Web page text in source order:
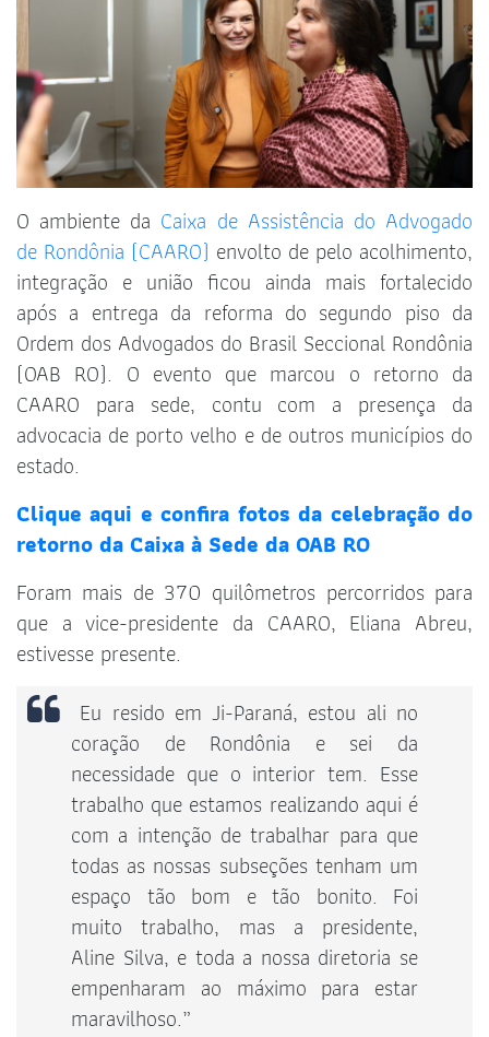
O ambiente da Caixa de Assistência do Advogado
de Rondônia (CAARO) envolto de pelo acolhimento,
integração e união ficou ainda mais fortalecido
após a entrega da reforma do segundo piso da
Ordem dos Advogados do Brasil Seccional Rondônia
(OAB RO). O evento que marcou o retorno da
CAARO para sede, contu com a presença da
advocacia de porto velho e de outros municípios do
estado.
Clique aqui e confira fotos da celebração do
retorno da Caixa à Sede da OAB RO
Foram mais de 370 quilômetros percorridos para
que a vice-presidente da CAARO, Eliana Abreu,
estivesse presente.
Eu resido em Ji-Paraná, estou ali no
coração de Rondônia e sei da
necessidade que o interior tem. Esse
trabalho que estamos realizando aqui é
com a intenção de trabalhar para que
todas as nossas subseções tenham um
espaço tão bom e tão bonito. Foi
muito trabalho, mas a presidente,
Aline Silva, e toda a nossa diretoria se
empenharam ao máximo para estar
maravilhoso.”